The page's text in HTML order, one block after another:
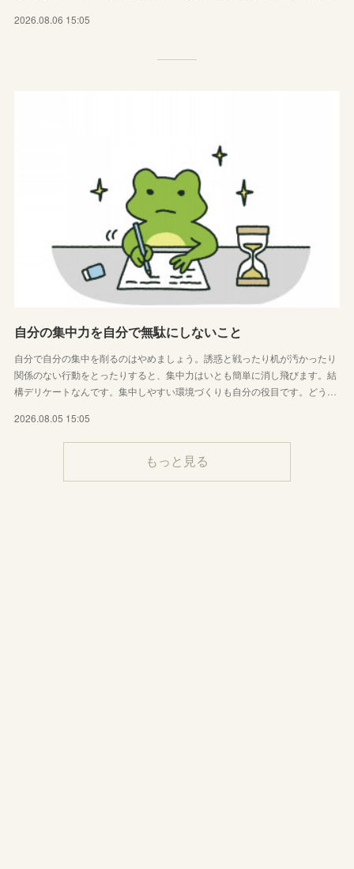
2026.08.06 15:05
自分の集中力を自分で無駄にしないこと
自分で自分の集中を削るのはやめましょう。誘惑と戦ったり机が汚かったり
関係のない行動をとったりすると、集中力はいとも簡単に消し飛びます。結
構デリケートなんです。集中しやすい環境づくりも自分の役目です。どう…
2026.08.05 15:05
もっと見る